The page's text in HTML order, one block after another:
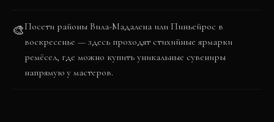
🎨Посети районы Вила-Мадалена или Пиньейрос в
воскресенье — здесь проходят стихийные ярмарки
ремёсел, где можно купить уникальные сувениры
напрямую у мастеров.